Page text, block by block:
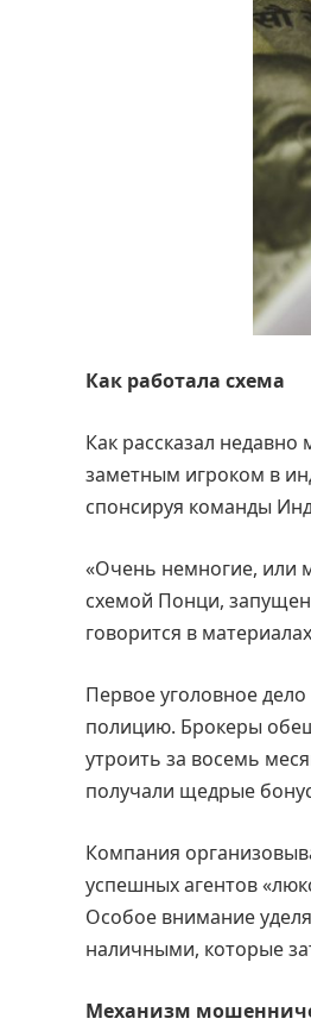
Как работала схема
Как рассказал
заметным игроком в
спонсируя команды
«Очень немногие, или
схемой Понци,
говорится в
Первое уголовное
полицию. Брокеры
утроить за восемь
получали щедрые
Компания
успешных агентов
Особое внимание
наличными, которые
Механизм